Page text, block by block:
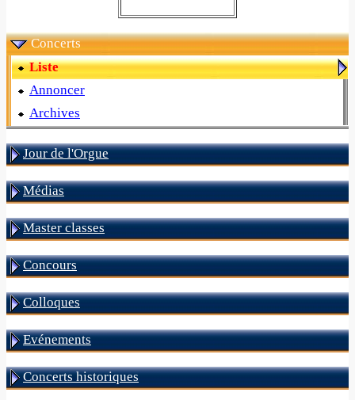
Concerts
Liste
Annoncer
Archives
Jour de l'Orgue
Médias
Master classes
Concours
Colloques
Evénements
Concerts historiques